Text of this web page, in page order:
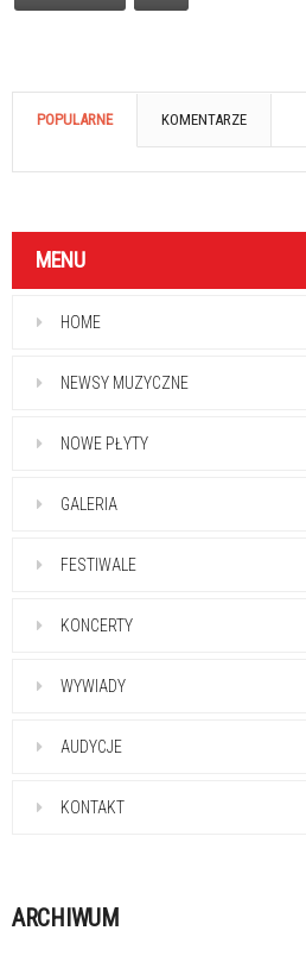
POPULARNE KOMENTARZE
MENU
HOME
NEWSY MUZYCZNE
NOWE PŁYTY
GALERIA
FESTIWALE
KONCERTY
WYWIADY
AUDYCJE
KONTAKT
ARCHIWUM